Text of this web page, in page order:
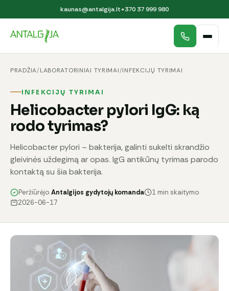
kaunas@antalgija.lt+370 37 999 980
PRADŽIA/LABORATORINIAI TYRIMAI/INFEKCIJŲ TYRIMAI
INFEKCIJŲ TYRIMAI
Helicobacter pylori IgG: ką
rodo tyrimas?
Helicobacter pylori – bakterija, galinti sukelti skrandžio
gleivinės uždegimą ar opas. IgG antikūnų tyrimas parodo
kontaktą su šia bakterija.
Peržiūrėjo Antalgijos gydytojų komanda
1 min skaitymo
2026-06-17